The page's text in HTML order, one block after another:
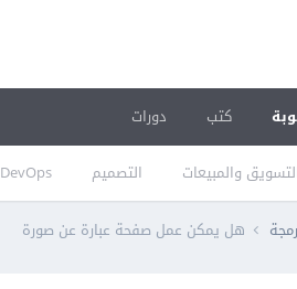
والمبيعات التصميم DevOps
كتب دورات
هل يمكن عمل صفحة عبارة عن صورة